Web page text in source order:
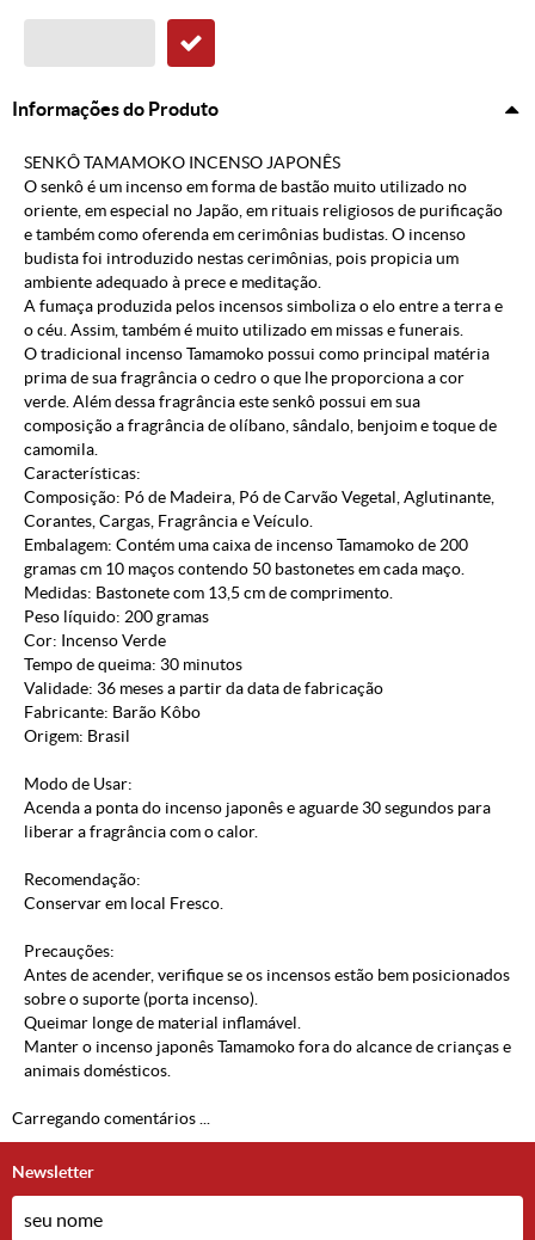
Informações do Produto
SENKÔ TAMAMOKO INCENSO JAPONÊS
O senkô é um incenso em forma de bastão muito utilizado no
oriente, em especial no Japão, em rituais religiosos de purificação
e também como oferenda em cerimônias budistas. O incenso
budista foi introduzido nestas cerimônias, pois propicia um
ambiente adequado à prece e meditação.
A fumaça produzida pelos incensos simboliza o elo entre a terra e
o céu. Assim, também é muito utilizado em missas e funerais.
O tradicional incenso Tamamoko possui como principal matéria
prima de sua fragrância o cedro o que lhe proporciona a cor
verde. Além dessa fragrância este senkô possui em sua
composição a fragrância de olíbano, sândalo, benjoim e toque de
camomila.
Características:
Composição: Pó de Madeira, Pó de Carvão Vegetal, Aglutinante,
Corantes, Cargas, Fragrância e Veículo.
Embalagem: Contém uma caixa de incenso Tamamoko de 200
gramas cm 10 maços contendo 50 bastonetes em cada maço.
Medidas: Bastonete com 13,5 cm de comprimento.
Peso líquido: 200 gramas
Cor: Incenso Verde
Tempo de queima: 30 minutos
Validade: 36 meses a partir da data de fabricação
Fabricante: Barão Kôbo
Origem: Brasil
Modo de Usar:
Acenda a ponta do incenso japonês e aguarde 30 segundos para
liberar a fragrância com o calor.
Recomendação:
Conservar em local Fresco.
Precauções:
Antes de acender, verifique se os incensos estão bem posicionados
sobre o suporte (porta incenso).
Queimar longe de material inflamável.
Manter o incenso japonês Tamamoko fora do alcance de crianças e
animais domésticos.
Carregando comentários ...
Newsletter